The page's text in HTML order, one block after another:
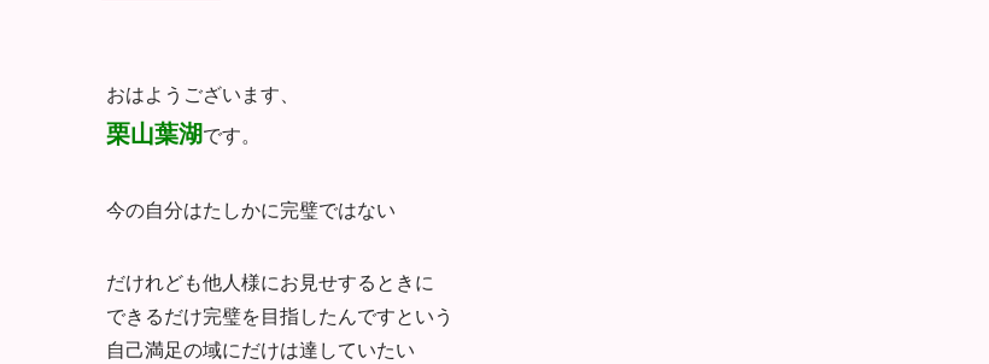
おはようございます、
栗山葉湖です。
今の自分はたしかに完璧ではない
だけれども他人様にお見せするときに
できるだけ完璧を目指したんですという
自己満足の域にだけは達していたい